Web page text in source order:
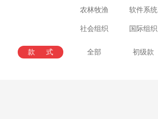
农林牧渔 软件系统
社会组织 国际组织
款式 全部 初级款